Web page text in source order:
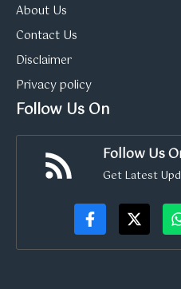
About Us
Contact Us
Disclaimer
Privacy policy
Follow Us On
Follow Us
Get Latest